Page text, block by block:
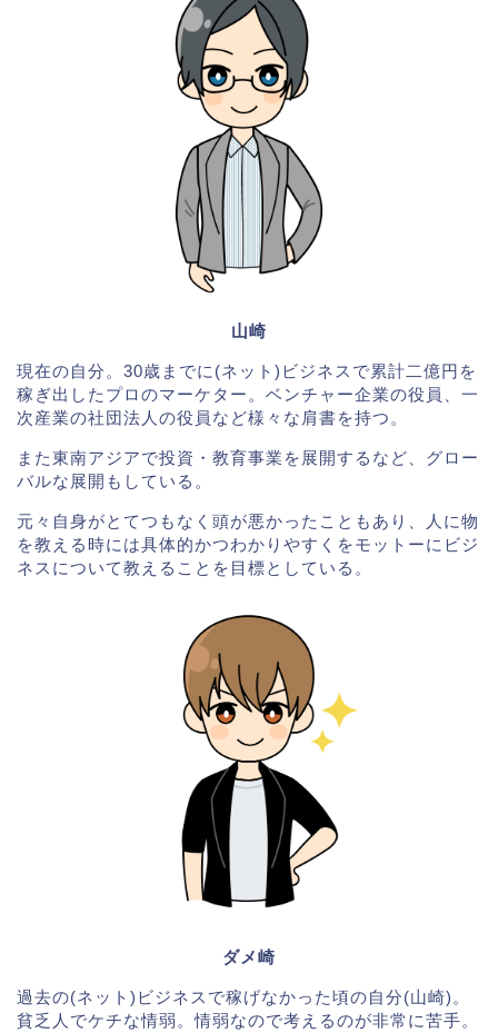
山崎
現在の自分。30歳までに(ネット)ビジネスで累計二億円を
稼ぎ出したプロのマーケター。ベンチャー企業の役員、一
次産業の社団法人の役員など様々な肩書を持つ。
また東南アジアで投資・教育事業を展開するなど、グロー
バルな展開もしている。
元々自身がとてつもなく頭が悪かったこともあり、人に物
を教える時には具体的かつわかりやすくをモットーにビジ
ネスについて教えることを目標としている。
ダメ崎
過去の(ネット)ビジネスで稼げなかった頃の自分(山崎)。
貧乏人でケチな情弱。情弱なので考えるのが非常に苦手。